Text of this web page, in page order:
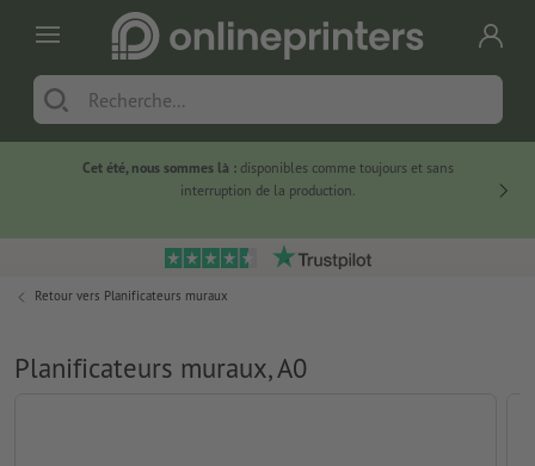
Cet été, nous sommes là :disponibles comme toujours et sans
interruption de la production.
Retour vers Planificateurs muraux
Planificateurs muraux, A0